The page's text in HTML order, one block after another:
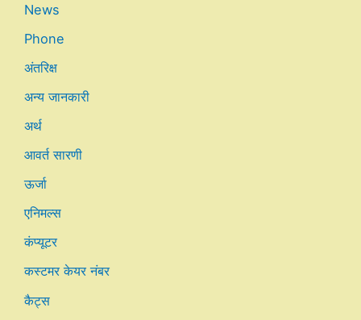
News
Phone
अंतरिक्ष
अन्य जानकारी
अर्थ
आवर्त सारणी
ऊर्जा
एनिमल्स
कंप्यूटर
कस्टमर केयर नंबर
कैट्स